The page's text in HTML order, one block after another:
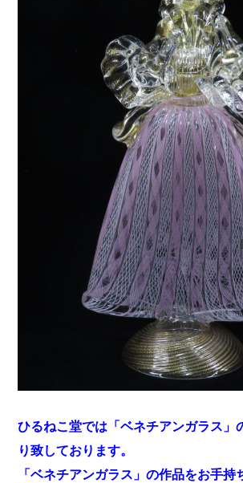
ひるねこ堂では「ベネチアンガラス」
り致しております。
「ベネチアンガラス」の作品をお手持